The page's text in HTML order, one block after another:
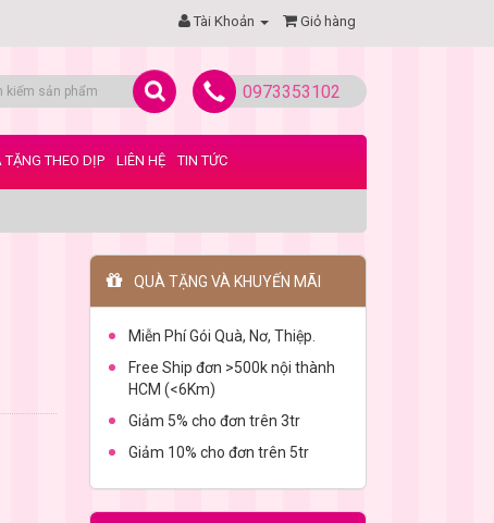
Tài Khoản Giỏ hàng
0973353102
TẶNG THEO DỊP LIÊN HỆ TIN TỨC
QUÀ TẶNG VÀ KHUYẾN MÃI
Miễn Phí Gói Quà, Nơ, Thiệp.
Free Ship đơn >500k nội thành
HCM (<6Km)
Giảm 5% cho đơn trên 3tr
Giảm 10% cho đơn trên 5tr